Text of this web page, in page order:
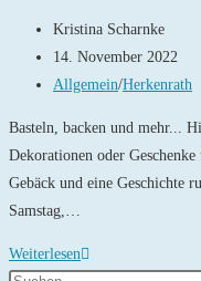
Beitrags-
Autor:
Kristina Scharnke
Beitrag
veröffentlicht:
14. November 2022
Beitrags-
Allgemein/Herkenrath
Basteln, backen und mehr...
Dekorationen oder
Gebäck und eine Geschichte
Samstag,…
WeiterlesenAdventswerkstatt